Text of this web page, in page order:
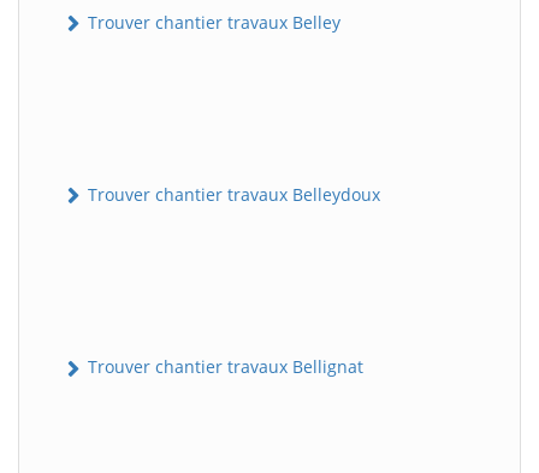
Trouver chantier travaux Belley
Trouver chantier travaux Belleydoux
Trouver chantier travaux Bellignat